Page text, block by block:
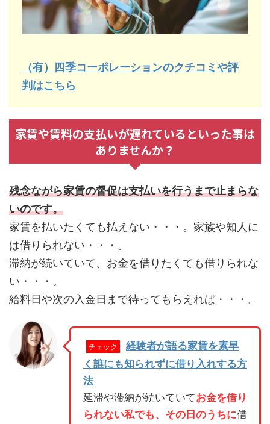
（有）四季コーポレーションのクチコミや評
判はこちら
家賃や賃料の支払いが遅れているといった事は
ありませんか？
残念ながら家賃の督促は支払いを行うまで止まらな
いのです。
家賃を払いたくても払えない・・・。家族や知人に
は借りられない・・・。
滞納が続いていて、お金を借りたくても借りられな
い・・・。
給料日や次の入金日まで待ってもらえれば・・・。
チェック
経験者が語る家賃を素早
く誰にも知られずに借り入れする方
法
延滞や滞納が続いていてお金を借り
られない私でも、その日のうちに借